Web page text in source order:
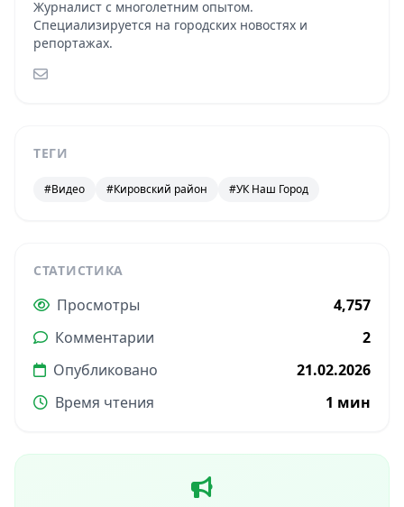
Журналист с многолетним опытом.
Специализируется на городских новостях и
репортажах.
ТЕГИ
#Видео #Кировский район #УК Наш Город
СТАТИСТИКА
Просмотры
4,757
Комментарии
2
Опубликовано
21.02.2026
Время чтения
1 мин